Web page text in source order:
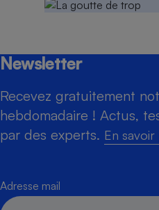
Newsletter
Recevez gratuitement
hebdomadaire ! Actus,
par des experts. En savoir
Adresse mail